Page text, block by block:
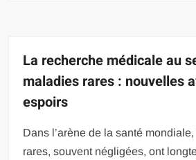
La recherche médicale au
maladies rares : nouvelles
espoirs
Dans l’arène de la santé
rares, souvent négligées, ont